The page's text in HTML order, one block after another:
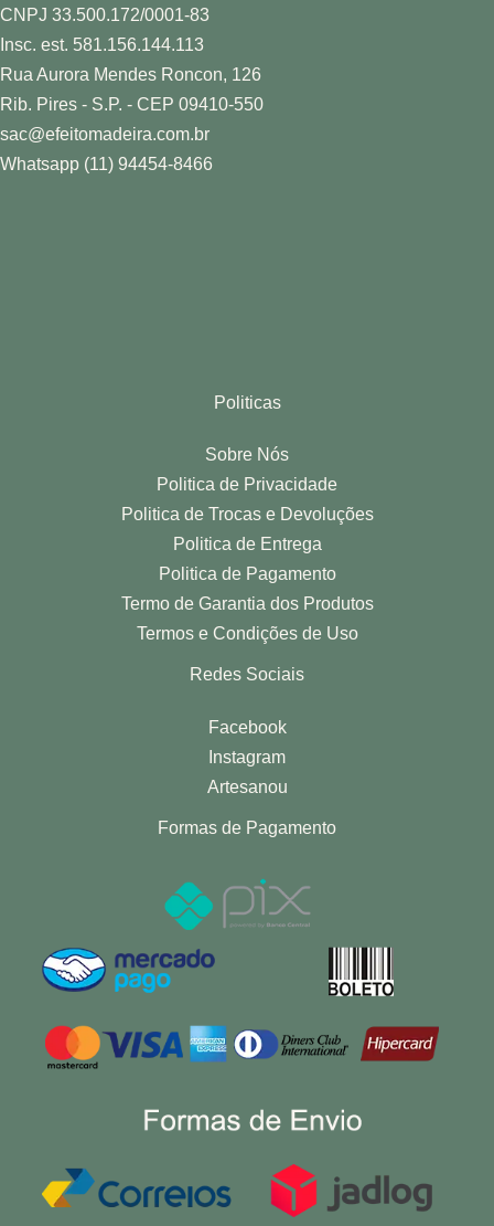
CNPJ 33.500.172/0001-83
Insc. est. 581.156.144.113
Rua Aurora Mendes Roncon, 126
Rib. Pires - S.P. - CEP 09410-550
sac@efeitomadeira.com.br
Whatsapp (11) 94454-8466
Politicas
Sobre Nós
Politica de Privacidade
Politica de Trocas e Devoluções
Politica de Entrega
Politica de Pagamento
Termo de Garantia dos Produtos
Termos e Condições de Uso
Redes Sociais
Facebook
Instagram
Artesanou
Formas de Pagamento